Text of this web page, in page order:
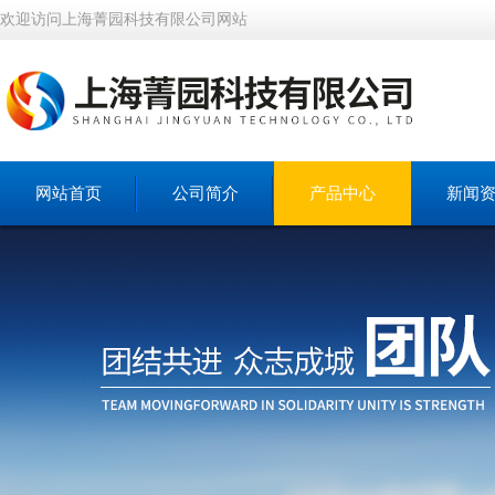
欢迎访问上海菁园科技有限公司网站
网站首页 公司简介 产品中心 新闻